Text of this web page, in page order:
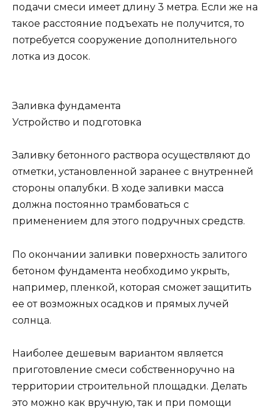
подачи смеси имеет длину 3 метра. Если же на
такое расстояние подъехать не получится, то
потребуется сооружение дополнительного
лотка из досок.
Заливка фундамента
Устройство и подготовка
Заливку бетонного раствора осуществляют до
отметки, установленной заранее с внутренней
стороны опалубки. В ходе заливки масса
должна постоянно трамбоваться с
применением для этого подручных средств.
По окончании заливки поверхность залитого
бетоном фундамента необходимо укрыть,
например, пленкой, которая сможет защитить
ее от возможных осадков и прямых лучей
солнца.
Наиболее дешевым вариантом является
приготовление смеси собственноручно на
территории строительной площадки. Делать
это можно как вручную, так и при помощи